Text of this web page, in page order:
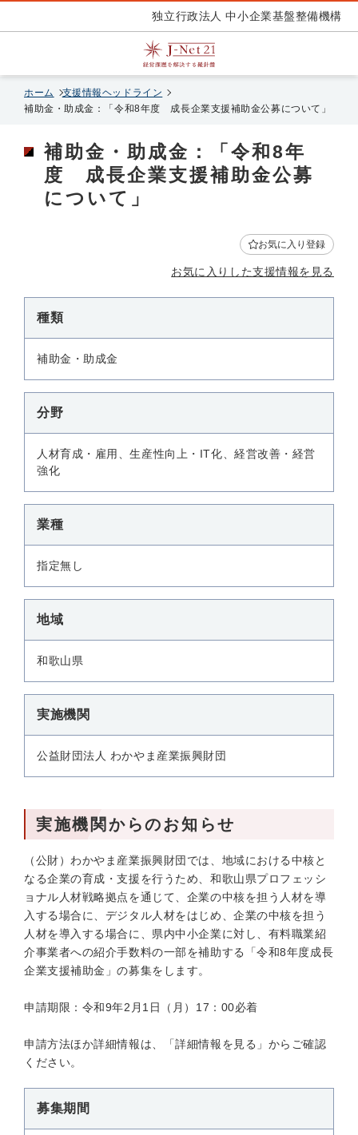
独立行政法人 中小企業基盤整備機構
ホーム
支援情報ヘッドライン
補助金・助成金：「令和8年度 成長企業支援補助金公募について」
補助金・助成金：「令和8年
度 成長企業支援補助金公募
について」
お気に入り登録
お気に入りした支援情報を見る
種類
補助金・助成金
分野
人材育成・雇用、生産性向上・IT化、経営改善・経営
強化
業種
指定無し
地域
和歌山県
実施機関
公益財団法人 わかやま産業振興財団
実施機関からのお知らせ
（公財）わかやま産業振興財団では、地域における中核と
なる企業の育成・支援を行うため、和歌山県プロフェッシ
ョナル人材戦略拠点を通じて、企業の中核を担う人材を導
入する場合に、デジタル人材をはじめ、企業の中核を担う
人材を導入する場合に、県内中小企業に対し、有料職業紹
介事業者への紹介手数料の一部を補助する「令和8年度成長
企業支援補助金」の募集をします。
申請期限：令和9年2月1日（月）17：00必着
申請方法ほか詳細情報は、「詳細情報を見る」からご確認
ください。
募集期間